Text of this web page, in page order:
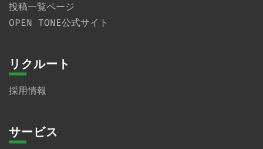
投稿一覧ページ
OPEN TONE公式サイト
リクルート
採用情報
サービス